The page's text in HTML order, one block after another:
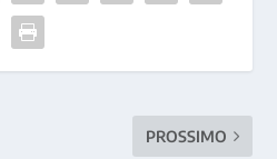
PROSSIMO